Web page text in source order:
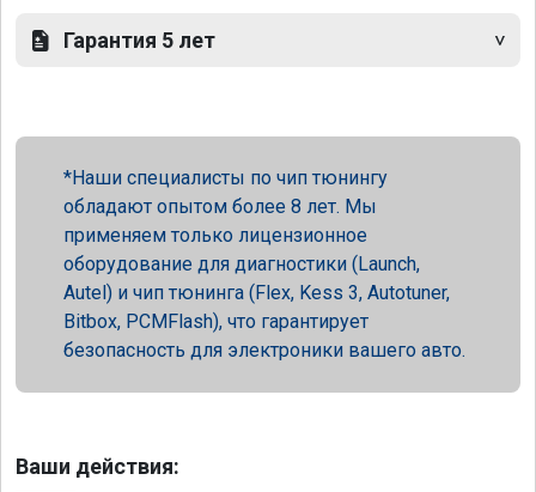
Гарантия 5 лет
Наши специалисты по чип тюнингу
обладают опытом более 8 лет. Мы
применяем только лицензионное
оборудование для диагностики (Launch,
Autel) и чип тюнинга (Flex, Kess 3, Autotuner,
Bitbox, PCMFlash), что гарантирует
безопасность для электроники вашего авто.
Ваши действия: